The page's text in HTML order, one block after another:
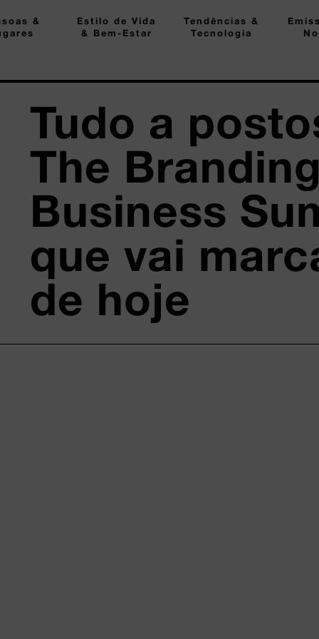
&
Estilo de Vida
& Bem-Estar
Tendências &
Tecnologia
Tudo a
The
Business
que vai
de hoje